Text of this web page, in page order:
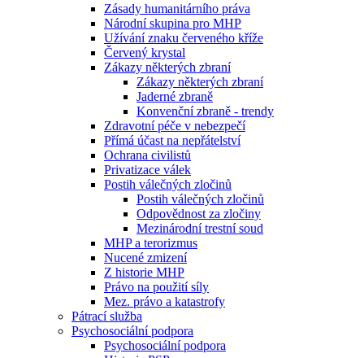
Zásady humanitárního práva
Národní skupina pro MHP
Užívání znaku červeného kříže
Červený krystal
Zákazy některých zbraní
Zákazy některých zbraní
Jaderné zbraně
Konvenční zbraně - trendy
Zdravotní péče v nebezpečí
Přímá účast na nepřátelství
Ochrana civilistů
Privatizace válek
Postih válečných zločinů
Postih válečných zločinů
Odpovědnost za zločiny
Mezinárodní trestní soud
MHP a terorizmus
Nucené zmizení
Z historie MHP
Právo na použití síly
Mez. právo a katastrofy
Pátrací služba
Psychosociální podpora
Psychosociální podpora